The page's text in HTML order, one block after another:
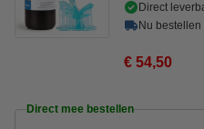
Direct
Nu
€ 54,50
Direct mee bestellen